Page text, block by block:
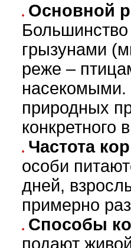
Основной
грызунами
реже –
насекомыми.
природных
конкретного
Частота
особи
дней,
примерно
Способы
подают